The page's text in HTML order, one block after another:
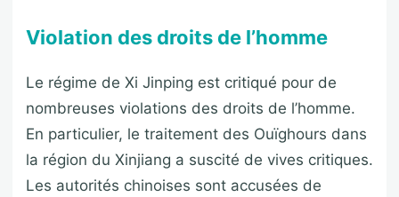
Violation des droits de l’homme
Le régime de Xi Jinping est critiqué pour de
nombreuses violations des droits de l’homme.
En particulier, le traitement des Ouïghours dans
la région du Xinjiang a suscité de vives critiques.
Les autorités chinoises sont accusées de